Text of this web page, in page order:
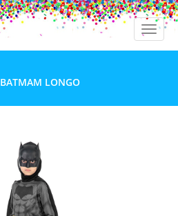
Toggle
BATMAM LONGO